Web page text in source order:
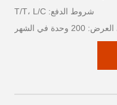
شروط الدفع: T/T، L/C
وحدة في الشهر